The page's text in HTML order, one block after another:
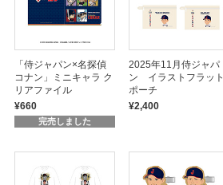
「侍ジャパン×名探偵
コナン」ミニキャラ ク
リアファイル
¥660
完売しました
2025年11月侍ジャパ
ン イラストフラット
ポーチ
¥2,400